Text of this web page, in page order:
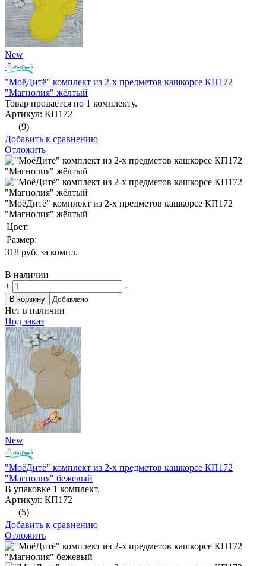
New
"МоёДитё" комплект из 2-х предметов кашкорсе КП172
"Магнолия" жёлтый
Товар продаётся по 1 комплекту.
Артикул: КП172
(9)
Добавить к сравнению
Отложить
"МоёДитё" комплект из 2-х предметов кашкорсе КП172
"Магнолия" жёлтый
Цвет:
Размер:
318 руб. за компл.
В наличии
+
-
В корзину Добавлено
Нет в наличии
Под заказ
New
"МоёДитё" комплект из 2-х предметов кашкорсе КП172
"Магнолия" бежевый
В упаковке 1 комплект.
Артикул: КП172
(5)
Добавить к сравнению
Отложить